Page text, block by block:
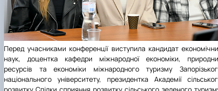
Перед учасниками конференції виступила кандидат
наук, доцентка кафедри міжнародної економіки,
ресурсів та економіки міжнародного туризму
національного університету, президентка Академії